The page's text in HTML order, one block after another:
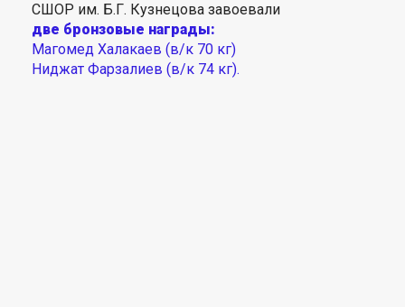
СШОР им. Б.Г. Кузнецова завоевали
две бронзовые награды:
Магомед Халакаев (в/к 70 кг)
Ниджат Фарзалиев (в/к 74 кг).